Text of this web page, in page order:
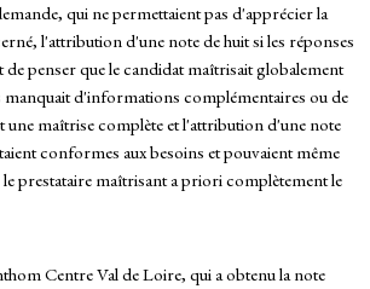
qui ne permettaient pas d'apprécier la
l'attribution d'une note de huit si les réponses
penser que le candidat maîtrisait globalement
d'informations complémentaires ou de
une maîtrise complète et l'attribution d'une note
conformes aux besoins et pouvaient même
le prestataire maîtrisant a priori complètement le
Centre Val de Loire, qui a obtenu la note